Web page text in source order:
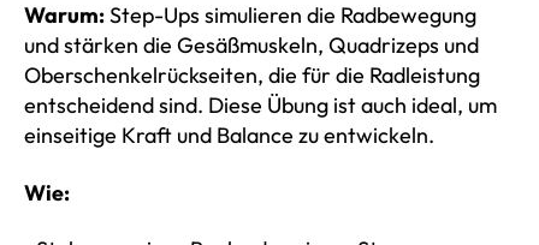
Warum:Step-Ups simulieren die Radbewegung
und stärken die Gesäßmuskeln, Quadrizeps und
Oberschenkelrückseiten, die für die Radleistung
entscheidend sind. Diese Übung ist auch ideal, um
einseitige Kraft und Balance zu entwickeln.
Wie: